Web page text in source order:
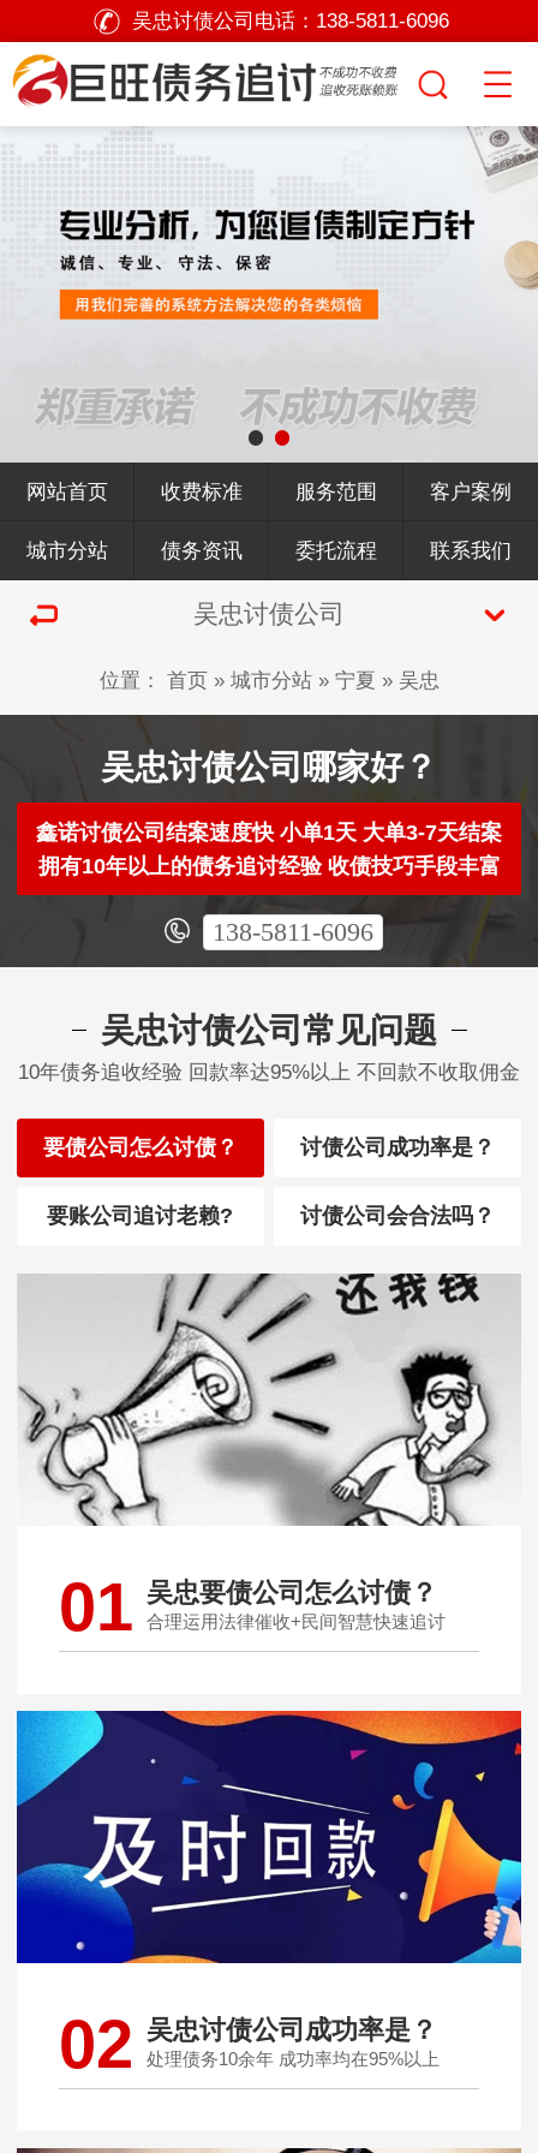
吴忠讨债公司电话： 138-5811-6096
网站首页 收费标准 服务范围 客户案例
城市分站 债务资讯 委托流程 联系我们
吴忠讨债公司
位置： 首页» 城市分站» 宁夏 » 吴忠
吴忠讨债公司哪家好？
鑫诺讨债公司结案速度快 小单1天 大单3-7天结案
拥有10年以上的债务追讨经验 收债技巧手段丰富
138-5811-6096
吴忠讨债公司常见问题
10年债务追收经验 回款率达95%以上 不回款不收取佣金
要债公司怎么讨债？ 讨债公司成功率是？
要账公司追讨老赖? 讨债公司会合法吗？
01 吴忠要债公司怎么讨债？
合理运用法律催收+民间智慧快速追讨
02 吴忠讨债公司成功率是？
处理债务10余年 成功率均在95%以上